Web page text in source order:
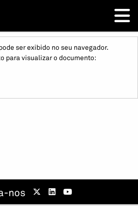
ser exibido no seu navegador.
para visualizar o documento:
nos